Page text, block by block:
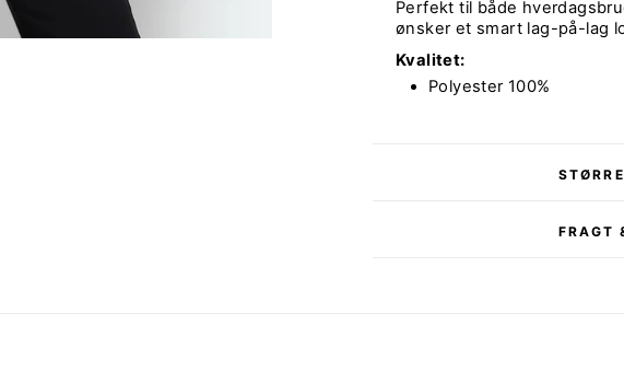
Perfekt til både
ønsker et smart lag-på-lag
Kvalitet:
Polyester 100%
FRAGT